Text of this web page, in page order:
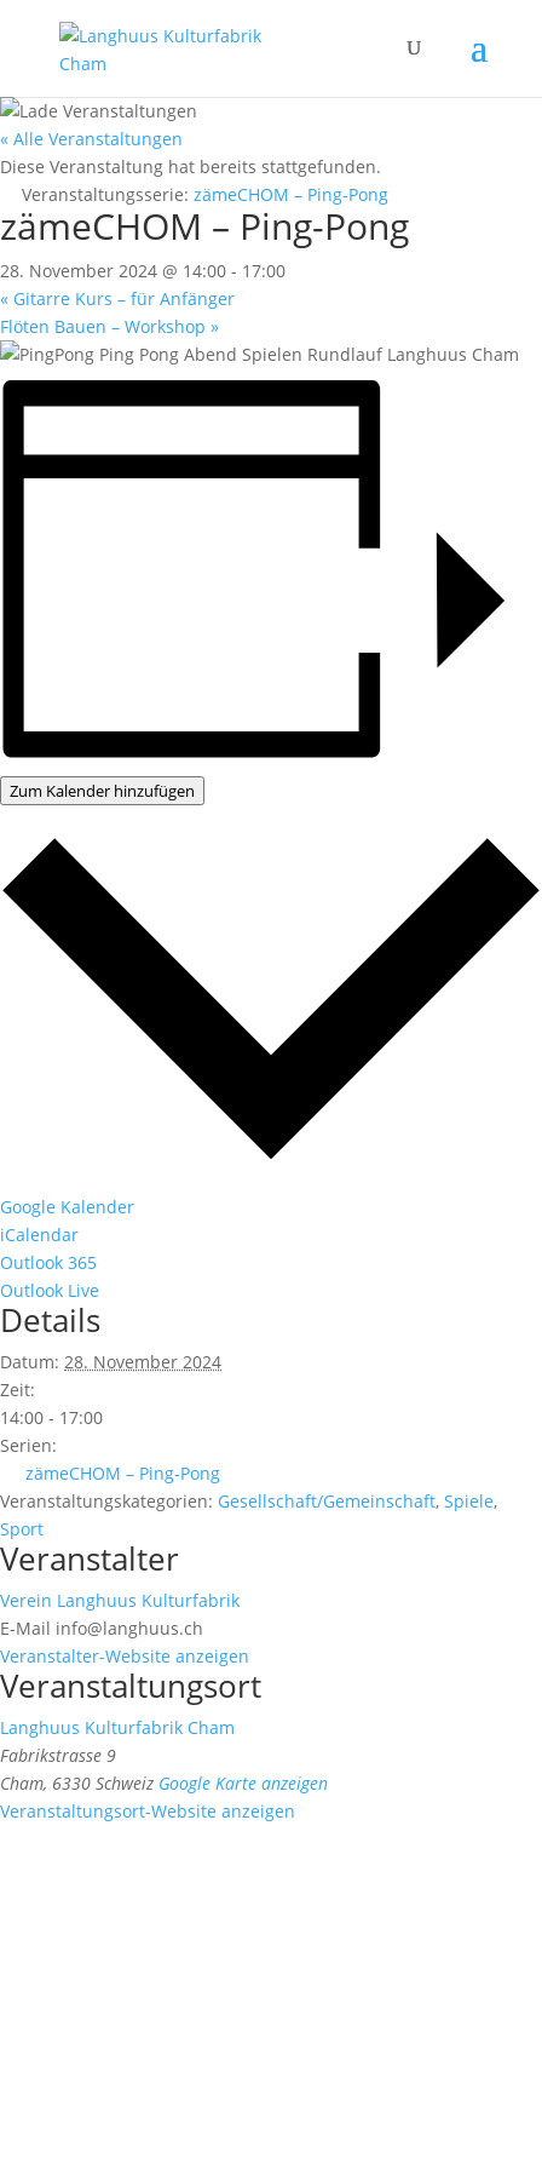
« Alle Veranstaltungen
Diese Veranstaltung hat bereits stattgefunden.
Veranstaltungsserie: zämeCHOM – Ping-Pong
zämeCHOM – Ping-Pong
28. November 2024 @ 14:00 - 17:00
« Gitarre Kurs – für Anfänger
Flöten Bauen – Workshop »
Zum Kalender hinzufügen
Google Kalender
iCalendar
Outlook 365
Outlook Live
Details
Datum: 28. November 2024
Zeit:
14:00 - 17:00
Serien:
zämeCHOM – Ping-Pong
Veranstaltungskategorien: Gesellschaft/Gemeinschaft, Spiele,
Sport
Veranstalter
Verein Langhuus Kulturfabrik
E-Mail info@langhuus.ch
Veranstalter-Website anzeigen
Veranstaltungsort
Langhuus Kulturfabrik Cham
Fabrikstrasse 9
Cham, 6330 Schweiz Google Karte anzeigen
Veranstaltungsort-Website anzeigen